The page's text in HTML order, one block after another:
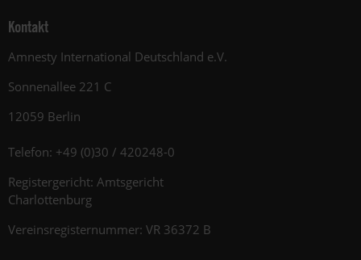
Kontakt
Amnesty International Deutschland e.V.
Sonnenallee 221 C
12059 Berlin
Telefon: +49 (0)30 / 420248-0
Registergericht: Amtsgericht
Charlottenburg
Vereinsregisternummer: VR 36372 B